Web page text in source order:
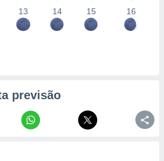
13 14 15 16
previsão